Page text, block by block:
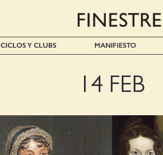
CICLOS Y CLUBS MANIFIESTO
14 FEB